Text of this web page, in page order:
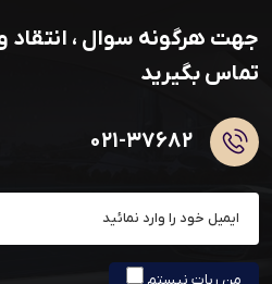
جهت هرگونه سوال ، انتقاد
تماس بگیرید
۰۲۱-۳۷۶۸۲
من ربات نیستم